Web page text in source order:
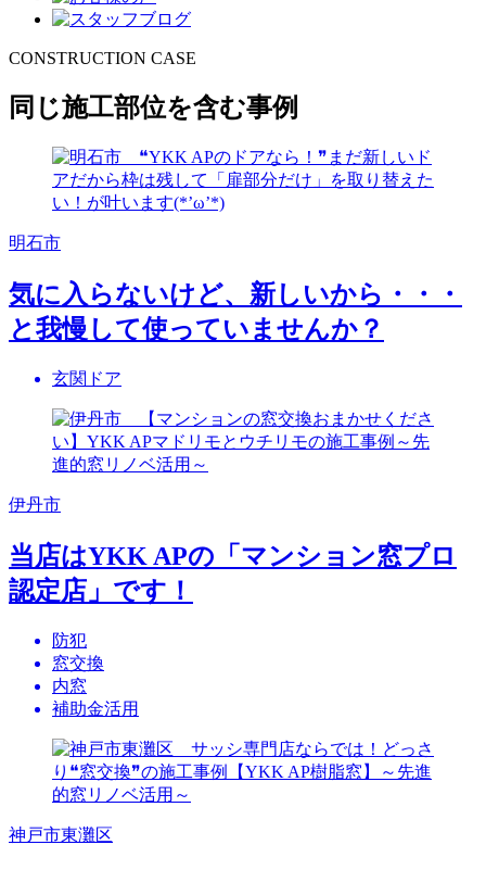
CONSTRUCTION CASE
同じ施工部位を含む事例
明石市
気に入らないけど、新しいから・・・
と我慢して使っていませんか？
玄関ドア
伊丹市
当店はYKK APの「マンション窓プロ
認定店」です！
防犯
窓交換
内窓
補助金活用
神戸市東灘区